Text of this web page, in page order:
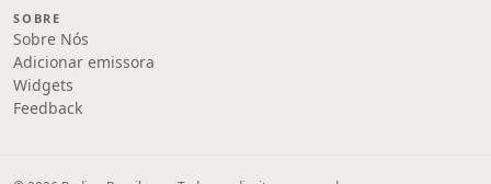
SOBRE
Sobre Nós
Adicionar emissora
Widgets
Feedback